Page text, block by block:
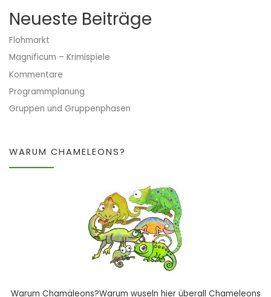
Neueste Beiträge
Flohmarkt
Magnificum – Krimispiele
Kommentare
Programmplanung
Gruppen und Gruppenphasen
WARUM CHAMELEONS?
Warum Chamäleons?Warum wuseln hier überall Chameleons